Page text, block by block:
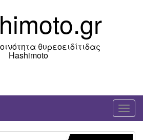
θυρεοειδίτιδας
Hashimoto
T
o
g